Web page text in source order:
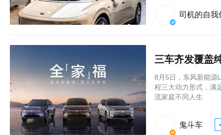
司机的自我
三车齐发覆盖
8月5日，东风新能
程三大动力形式，满
流家庭不同人生
鬼斗车